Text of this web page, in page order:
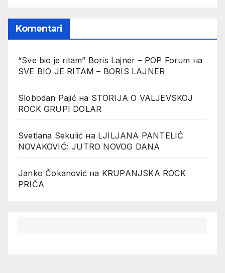
Komentari
“Sve bio je ritam” Boris Lajner – POP Forum на
SVE BIO JE RITAM – BORIS LAJNER
Slobodan Pajićна STORIJA O VALJEVSKOJ
ROCK GRUPI DOLAR
Svetlana Sekulić на LJILJANA PANTELIĆ
NOVAKOVIĆ: JUTRO NOVOG DANA
Janko Čokanović на KRUPANJSKA ROCK
PRIČA